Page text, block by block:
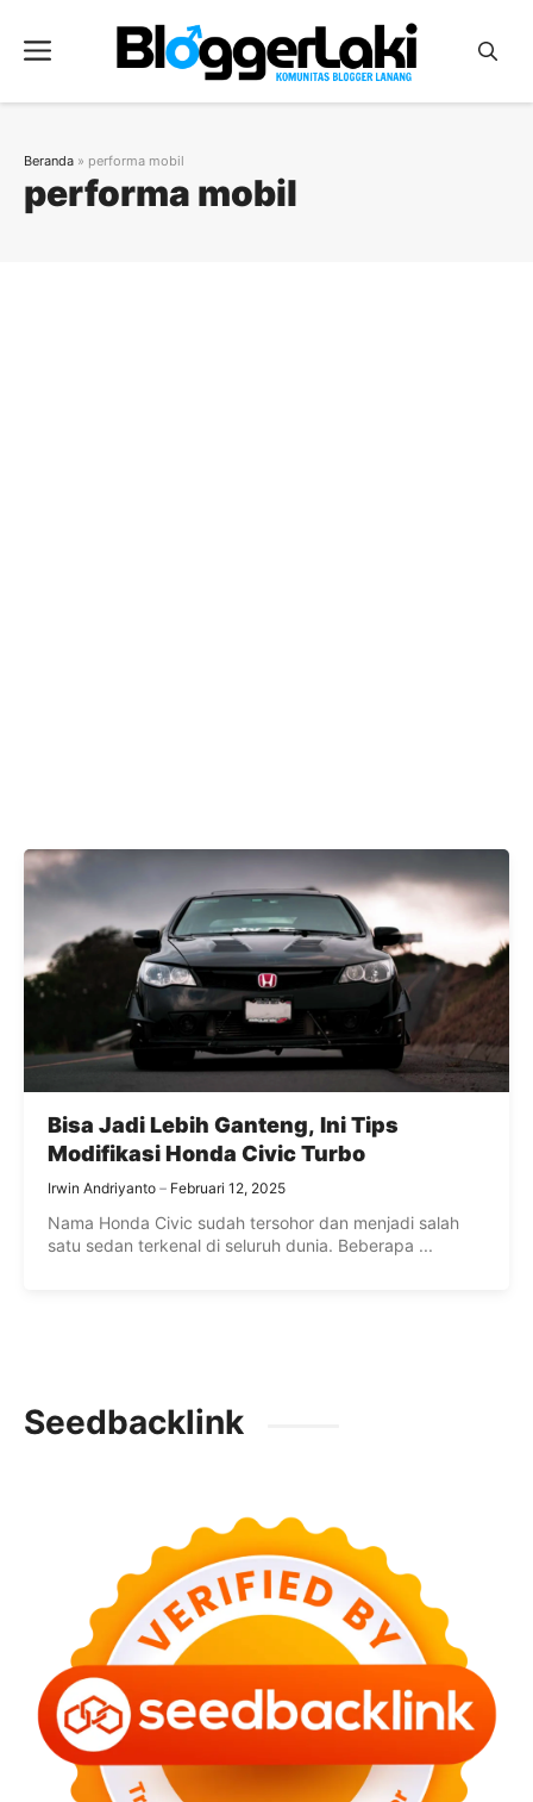
Menu
performa mobil
Beranda » performa mobil
Bisa Jadi Lebih Ganteng, Ini Tips
Modifikasi Honda Civic Turbo
Irwin Andriyanto Februari 12, 2025
Nama Honda Civic sudah tersohor dan menjadi salah
satu sedan terkenal di seluruh dunia. Beberapa ...
Seedbacklink